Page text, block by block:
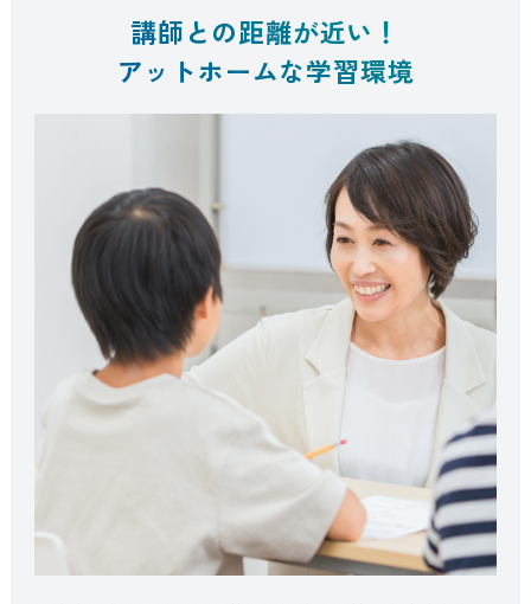
講師との距離が近い！
アットホームな学習環境